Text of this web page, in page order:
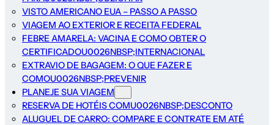
VISTO AMERICANO EUA – PASSO A PASSO
VIAGEM AO EXTERIOR E RECEITA FEDERAL
FEBRE AMARELA: VACINA E COMO OBTER O
CERTIFICADOU0026NBSP;INTERNACIONAL
EXTRAVIO DE BAGAGEM: O QUE FAZER E
COMOU0026NBSP;PREVENIR
PLANEJE SUA VIAGEM
RESERVA DE HOTÉIS COMU0026NBSP;DESCONTO
ALUGUEL DE CARRO: COMPARE E CONTRATE EM ATÉ